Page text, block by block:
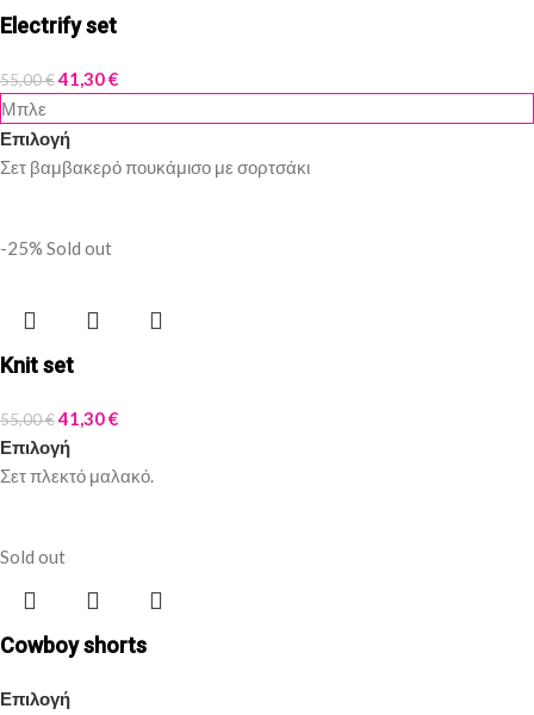
Electrify set
55,00€41,30€
Μπλε
Επιλογή
Σετ βαμβακερό πουκάμισο με σορτσάκι
-25% Sold out
Knit set
55,00€41,30€
Επιλογή
Σετ πλεκτό μαλακό.
Sold out
Cowboy shorts
Επιλογή